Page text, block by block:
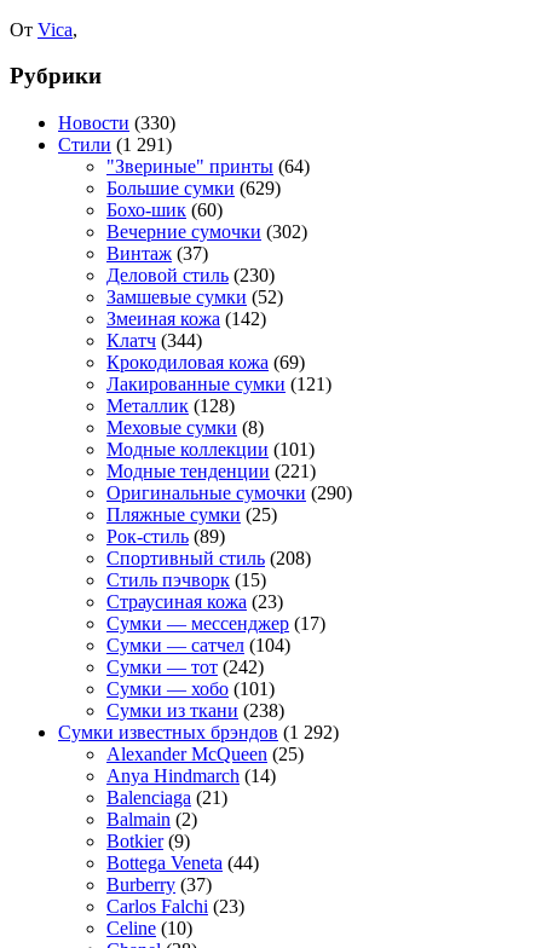
От Vica,
Рубрики
Новости (330)
Стили (1 291)
"Звериные" принты (64)
Большие сумки (629)
Бохо-шик (60)
Вечерние сумочки (302)
Винтаж (37)
Деловой стиль (230)
Замшевые сумки (52)
Змеиная кожа (142)
Клатч (344)
Крокодиловая кожа (69)
Лакированные сумки (121)
Металлик (128)
Меховые сумки (8)
Модные коллекции (101)
Модные тенденции (221)
Оригинальные сумочки (290)
Пляжные сумки (25)
Рок-стиль (89)
Спортивный стиль (208)
Стиль пэчворк (15)
Страусиная кожа (23)
Сумки — мессенджер (17)
Сумки — сатчел (104)
Сумки — тот (242)
Сумки — хобо (101)
Сумки из ткани (238)
Сумки известных брэндов (1 292)
Alexander McQueen (25)
Anya Hindmarch (14)
Balenciaga (21)
Balmain (2)
Botkier(9)
Bottega Veneta (44)
Burberry (37)
Carlos Falchi (23)
Celine (10)